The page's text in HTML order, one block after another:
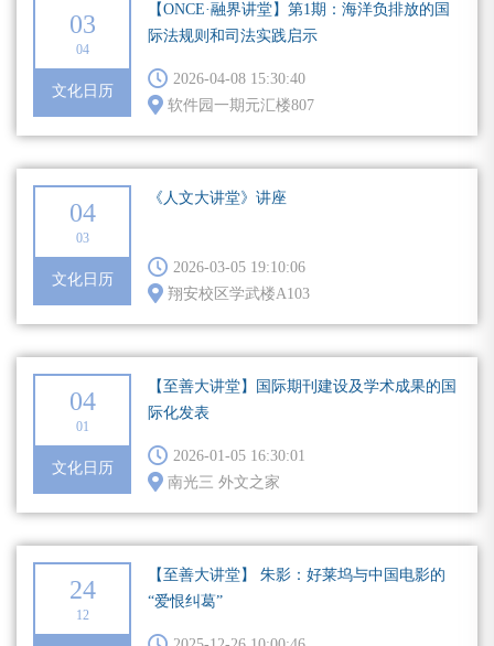
03
04
文化日历
【ONCE·融界讲堂】第1期：海洋负排放的国
际法规则和司法实践启示
2026-04-08 15:30:40
软件园一期元汇楼807
04
03
文化日历
《人文大讲堂》讲座
2026-03-05 19:10:06
翔安校区学武楼A103
04
01
文化日历
【至善大讲堂】国际期刊建设及学术成果的国
际化发表
2026-01-05 16:30:01
南光三 外文之家
24
12
【至善大讲堂】 朱影：好莱坞与中国电影的
“爱恨纠葛”